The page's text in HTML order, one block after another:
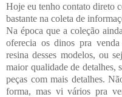
Hoje eu tenho contato direto
bastante na coleta de
Na época que a coleção
oferecia os dinos pra
resina desses modelos, ou
maior qualidade de detalhes,
peças com mais detalhes.
forma, mas vi vários pra